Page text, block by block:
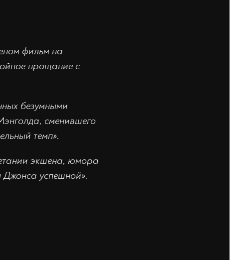
фильм на
прощание с
безумными
сменившего
темп».
экшена, юмора
успешной».